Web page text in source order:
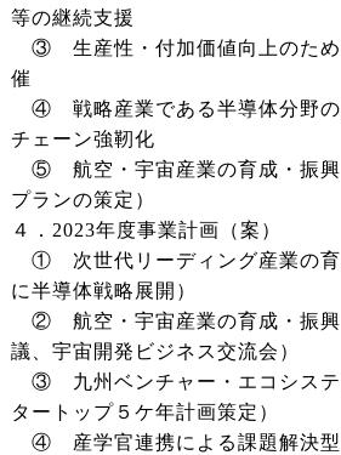
等の継続支援
③ 生産性・付加価値向上のため
催
④ 戦略産業である半導体分野の
チェーン強靭化
⑤ 航空・宇宙産業の育成・振興
プランの策定）
４．2023年度事業計画（案）
① 次世代リーディング産業の育
に半導体戦略展開）
② 航空・宇宙産業の育成・振興
議、宇宙開発ビジネス交流会）
③ 九州ベンチャー・エコシステ
タートップ５ケ年計画策定）
④ 産学官連携による課題解決型